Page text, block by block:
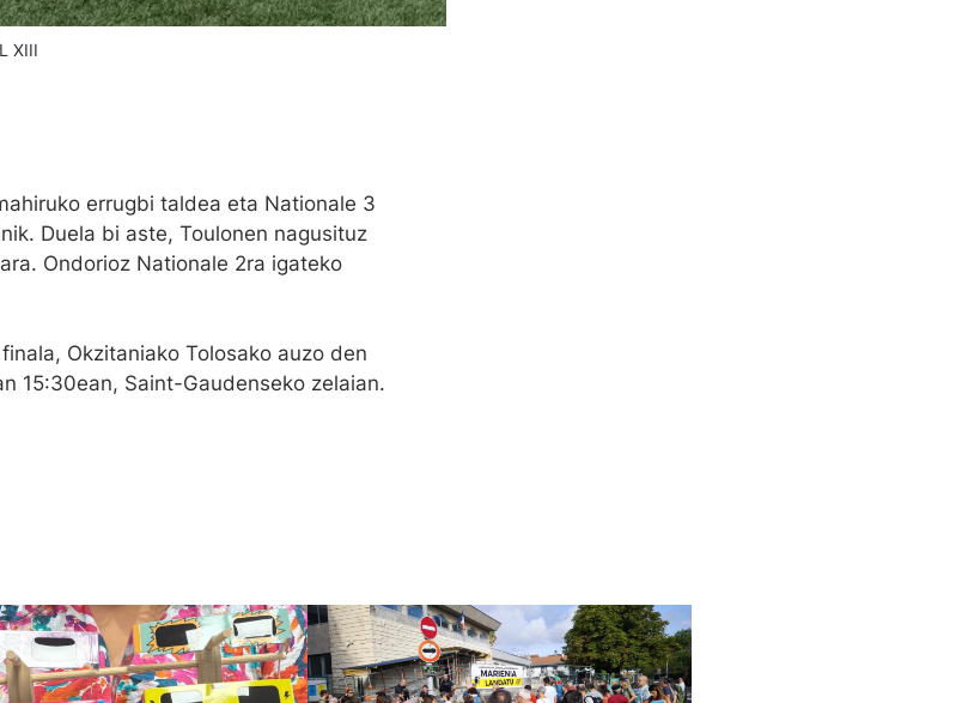
XIII
errugbi taldea eta Nationale 3
Duela bi aste, Toulonen nagusituz
Ondorioz Nationale 2ra igateko
Okzitaniako Tolosako auzo den
15:30ean, Saint-Gaudenseko zelaian.